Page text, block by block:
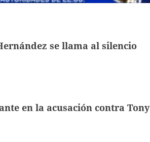
se llama al silencio
en la acusación contra Tony